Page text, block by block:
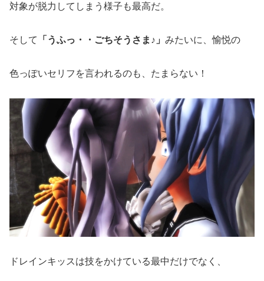
対象が脱力してしまう様子も最高だ。
そして 「うふっ・・ごちそうさま♪」 みたいに、愉悦の
色っぽいセリフを言われるのも、たまらない！
ドレインキッスは技をかけている最中だけでなく、